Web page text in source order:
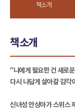
책소개
책소개
“나에게 필요한 건 새로
다시 나답게 살아갈 감각
신녀성 안상아가 스위스